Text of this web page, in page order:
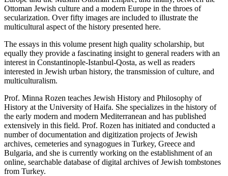
Ottoman Jewish culture and a modern Europe in the throes of
secularization. Over fifty images are included to illustrate the
multicultural aspect of the history presented here.
The essays in this volume present high quality scholarship, but
equally they provide a fascinating insight to general readers with an
interest in Constantinople-Istanbul-Qosta, as well as readers
interested in Jewish urban history, the transmission of culture, and
multiculturalism.
Prof. Minna Rozen teaches Jewish History and Philosophy of
History at the University of Haifa. She specializes in the history of
the early modern and modern Mediterranean and has published
extensively in this field. Prof. Rozen has initiated and conducted a
number of documentation and digitization projects of Jewish
archives, cemeteries and synagogues in Turkey, Greece and
Bulgaria, and she is currently working on the establishment of an
online, searchable database of digital archives of Jewish tombstones
from Turkey.